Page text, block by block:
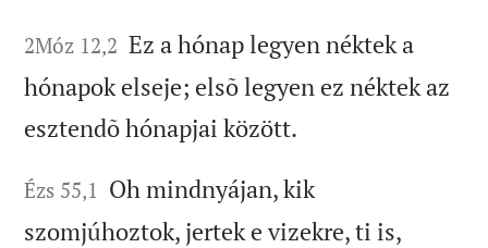
2Móz 12,2 Ez a hónap legyen néktek a
hónapok elseje; elsõ legyen ez néktek az
esztendõ hónapjai között.
Ézs 55,1 Oh mindnyájan, kik
szomjúhoztok, jertek e vizekre, ti is,